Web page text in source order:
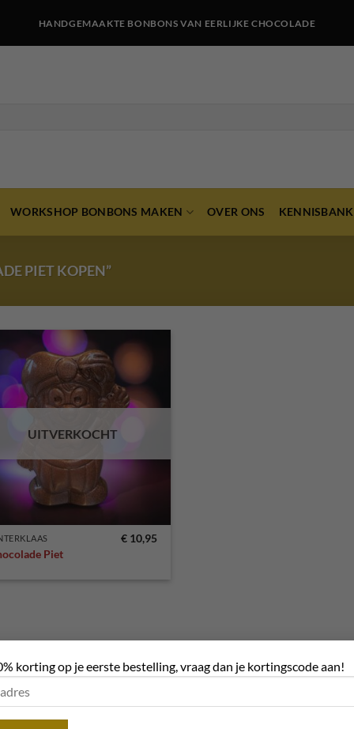
korting op je eerste bestelling, vraag dan je kortingscode aan!
HANDGEMAAKTE BONBONS VAN EERLIJKE CHOCOLADE
WORKSHOP BONBONS MAKEN OVER ONS KENNISBANK
PIET KOPEN”
Toevoegen
aan
verlanglijst
UITVERKOCHT
Piet
€10,95